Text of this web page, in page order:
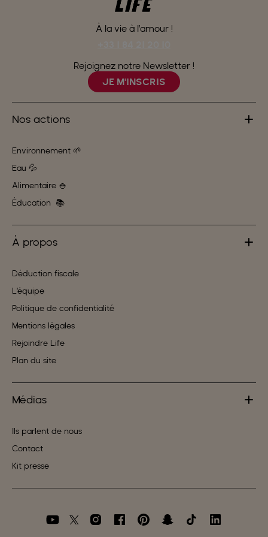
À la vie à l’amour !
Rejoignez notre Newsletter !
JE M'INSCRIS
Nos actions
Environnement 🌱
Eau 💦
Alimentaire 🍚
Éducation 📚
À propos
Déduction fiscale
L’équipe
Politique de confidentialité
Mentions légales
Rejoindre Life
Plan du site
Médias
Ils parlent de nous
Contact
Kit presse